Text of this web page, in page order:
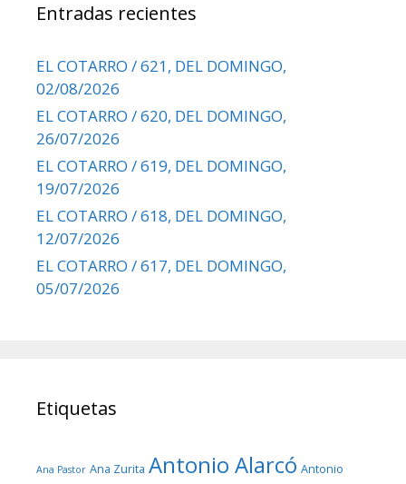
Entradas recientes
EL COTARRO / 621, DEL DOMINGO,
02/08/2026
EL COTARRO / 620, DEL DOMINGO,
26/07/2026
EL COTARRO / 619, DEL DOMINGO,
19/07/2026
EL COTARRO / 618, DEL DOMINGO,
12/07/2026
EL COTARRO / 617, DEL DOMINGO,
05/07/2026
Etiquetas
Ana Pastor Ana Zurita Antonio Alarcó Antonio